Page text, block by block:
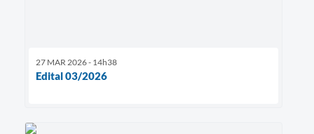
27 MAR 2026 - 14h38
Edital 03/2026